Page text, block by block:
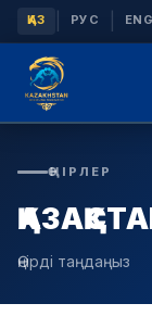
ҚАЗ РУС ENG
ӨҢІРЛЕР
Өңірді таңдаңыз